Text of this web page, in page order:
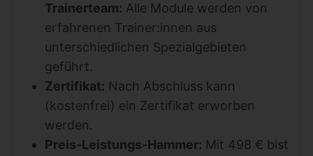
Trainerteam: Alle Module werden von
erfahrenen Trainer:innen aus
unterschiedlichen Spezialgebieten
geführt.
Zertifikat: Nach Abschluss kann
(kostenfrei) ein Zertifikat erworben
werden.
Preis-Leistungs-Hammer: Mit 498 € bist